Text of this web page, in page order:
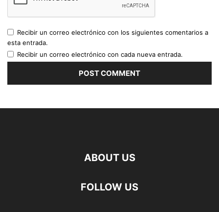
Recibir un correo electrónico con los siguientes comentarios a
esta entrada.
Recibir un correo electrónico con cada nueva entrada.
ABOUT US
FOLLOW US